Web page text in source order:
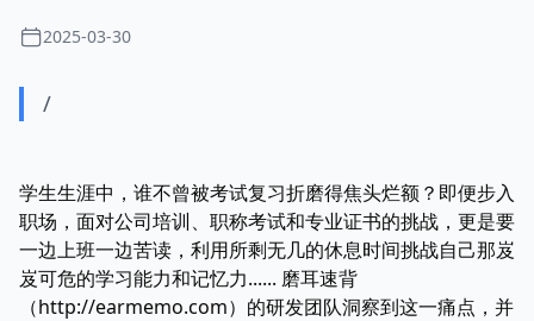
2025-03-30
/
学生生涯中，谁不曾被考试复习折磨得焦头烂额？即便步入
职场，面对公司培训、职称考试和专业证书的挑战，更是要
一边上班一边苦读，利用所剩无几的休息时间挑战自己那岌
岌可危的学习能力和记忆力...... 磨耳速背
（http://earmemo.com）的研发团队洞察到这一痛点，并